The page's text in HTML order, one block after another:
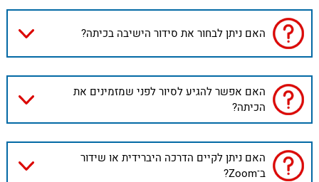
האם ניתן לבחור את סידור הישיבה בכיתה?
האם אפשר להגיע לסיור לפני שמזמינים את
הכיתה?
האם ניתן לקיים הדרכה היברידית או שידור
ב־Zoom?